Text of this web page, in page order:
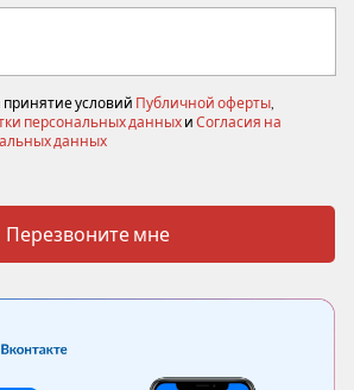
принятие условий Публичной оферты,
персональных данных и Согласия на
данных
Перезвоните мне